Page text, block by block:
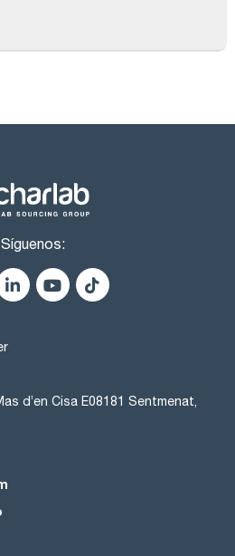
Síguenos:
d’en Cisa E08181 Sentmenat,